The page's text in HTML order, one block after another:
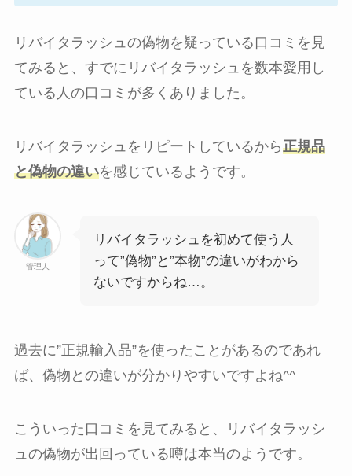
リバイタラッシュの偽物を疑っている口コミを見
てみると、すでにリバイタラッシュを数本愛用し
ている人の口コミが多くありました。
リバイタラッシュをリピートしているから正規品
と偽物の違いを感じているようです。
管理人
リバイタラッシュを初めて使う人
って”偽物”と”本物”の違いがわから
ないですからね…。
過去に”正規輸入品”を使ったことがあるのであれ
ば、偽物との違いが分かりやすいですよね^^
こういった口コミを見てみると、リバイタラッシ
ュの偽物が出回っている噂は本当のようです。